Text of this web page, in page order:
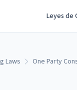
Leyes de
Laws One Party